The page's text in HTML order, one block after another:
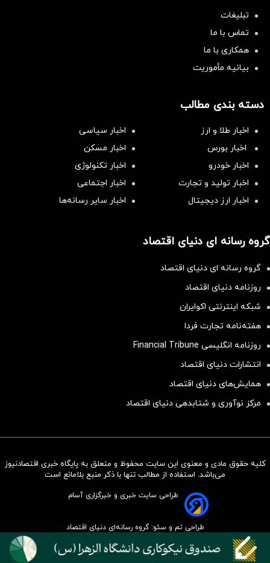
سرمایه‌گذاری همسنگ با شاخص
تبلیغات
تماس با ما
همکاری با ما
بیانیه مأموریت
دسته بندی مطالب
اخبار طلا و ارز
اخبار سیاسی
اخبار بورس
اخبار مسکن
اخبار خودرو
اخبار تکنولوژی
اخبار تولید و تجارت
اخبار اجتماعی
اخبار ارز دیجیتال
اخبار سایر رسانه‌‌ها
گروه رسانه ای دنیای اقتصاد
گروه رسانه ای دنیای اقتصاد
روزنامه دنیای اقتصاد
شبکه اینترنتی اکوایران
هفته‌نامه تجارت فردا
روزنامه انگلیسی Financial Tribune
انتشارات دنیای اقتصاد
همایش‌های دنیای اقتصاد
مرکز نوآوری و شتابدهی دنیای اقتصاد
کلیه حقوق مادی و معنوی این سایت محفوظ و متعلق به پایگاه خبری اقتصادنیوز
می‌باشد. استفاده از مطالب تنها با ذکر منبع بلامانع است
طراحی سایت خبری و خبرگزاری آسام
طراحی تم و سئو: گروه رسانه‌ای دنیای اقتصاد